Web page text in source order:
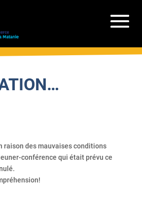
raison des mauvaises conditions
conférence qui était prévu ce